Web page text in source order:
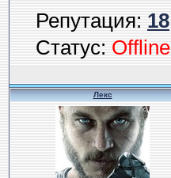
Репутация:18
Статус:Offline
Лекс